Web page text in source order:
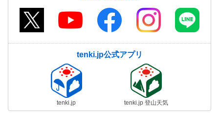
tenki.jp公式アプリ
tenki.jp tenki.jp 登山天気